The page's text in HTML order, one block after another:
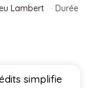
Lambert · Durée
simplifie